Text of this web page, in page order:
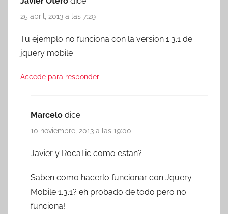
25 abril, 2013 a las 7:29
Tu ejemplo no funciona con la version 1.3.1 de
jquery mobile
Accede para responder
Marcelo dice:
10 noviembre, 2013 a las 19:00
Javier y RocaTic como estan?
Saben como hacerlo funcionar con Jquery
Mobile 1.3.1? eh probado de todo pero no
funciona!